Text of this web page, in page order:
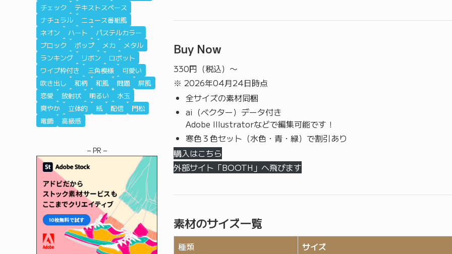
Buy Now
330円（税込）〜
※ 2026年04月24日時点
全サイズの素材同梱
ai（ベクター）データ付き
Adobe Illustratorなどで編集可能です！
寒色３色セット（水色・青・緑）で割引あり
購入はこちら
外部サイト「BOOTH」へ飛びます
素材のサイズ一覧
種類
サイズ
チェック
テキストスペース
ナチュラル
ニュース番組風
ネオン
ハート
パステルカラー
ブロック
ポップ メカ
メタル
ランキング
リボン
ロボット
ワイプ枠付き
三角模様
可愛い
吹き出し
和柄 和風 問題
屏風
恋愛
放射状 明るい
水玉
爽やか
立体的 紙 配信
門松
電飾
高級感
– PR –